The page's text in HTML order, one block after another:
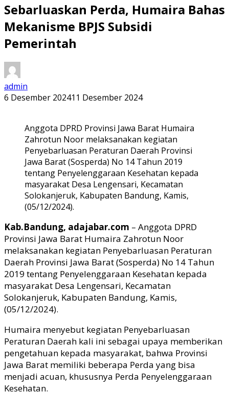
Sebarluaskan Perda, Humaira Bahas
Mekanisme BPJS Subsidi
Pemerintah
admin
6 Desember 202411 Desember 2024
Anggota DPRD Provinsi Jawa Barat Humaira
Zahrotun Noor melaksanakan kegiatan
Penyebarluasan Peraturan Daerah Provinsi
Jawa Barat (Sosperda) No 14 Tahun 2019
tentang Penyelenggaraan Kesehatan kepada
masyarakat Desa Lengensari, Kecamatan
Solokanjeruk, Kabupaten Bandung, Kamis,
(05/12/2024).
Kab.Bandung, adajabar.com – Anggota DPRD
Provinsi Jawa Barat Humaira Zahrotun Noor
melaksanakan kegiatan Penyebarluasan Peraturan
Daerah Provinsi Jawa Barat (Sosperda) No 14 Tahun
2019 tentang Penyelenggaraan Kesehatan kepada
masyarakat Desa Lengensari, Kecamatan
Solokanjeruk, Kabupaten Bandung, Kamis,
(05/12/2024).
Humaira menyebut kegiatan Penyebarluasan
Peraturan Daerah kali ini sebagai upaya memberikan
pengetahuan kepada masyarakat, bahwa Provinsi
Jawa Barat memiliki beberapa Perda yang bisa
menjadi acuan, khususnya Perda Penyelenggaraan
Kesehatan.